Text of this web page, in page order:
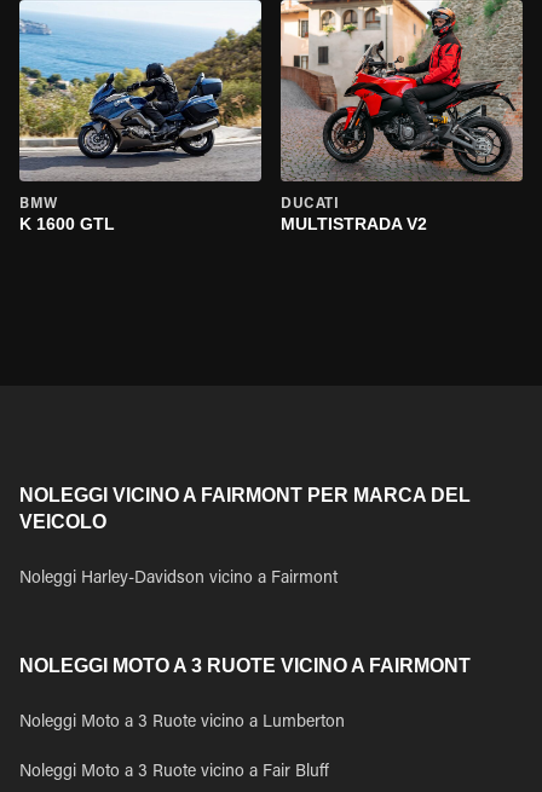
BMW
K 1600 GTL
DUCATI
MULTISTRADA V2
NOLEGGI VICINO A FAIRMONT PER MARCA DEL
VEICOLO
Noleggi Harley-Davidson vicino a Fairmont
NOLEGGI MOTO A 3 RUOTE VICINO A FAIRMONT
Noleggi Moto a 3 Ruote vicino a Lumberton
Noleggi Moto a 3 Ruote vicino a Fair Bluff